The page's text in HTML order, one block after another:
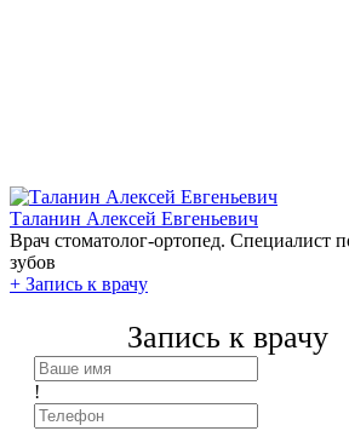
Таланин Алексей Евгеньевич
Врач стоматолог-ортопед. Специалист
зубов
+ Запись к врачу
Запись к врачу
!